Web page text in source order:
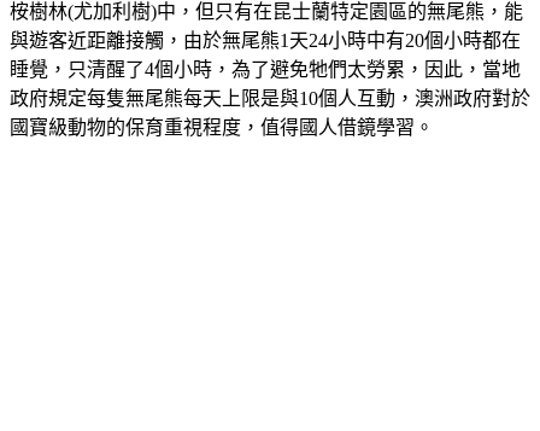
桉樹林(尤加利樹)中，但只有在昆士蘭特定園區的無尾熊，能
與遊客近距離接觸，由於無尾熊1天24小時中有20個小時都在
睡覺，只清醒了4個小時，為了避免牠們太勞累，因此，當地
政府規定每隻無尾熊每天上限是與10個人互動，澳洲政府對於
國寶級動物的保育重視程度，值得國人借鏡學習。